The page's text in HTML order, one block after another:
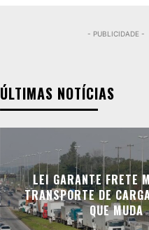
- PUBLICIDADE -
ÚLTIMAS NOTÍCIAS
LEI GARANTE FRETE
TRANSPORTE DE
QUE MUDA